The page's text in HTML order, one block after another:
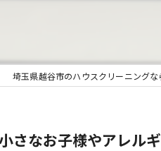
埼玉県越谷市のハウスクリーニング
さなお子様やアレル